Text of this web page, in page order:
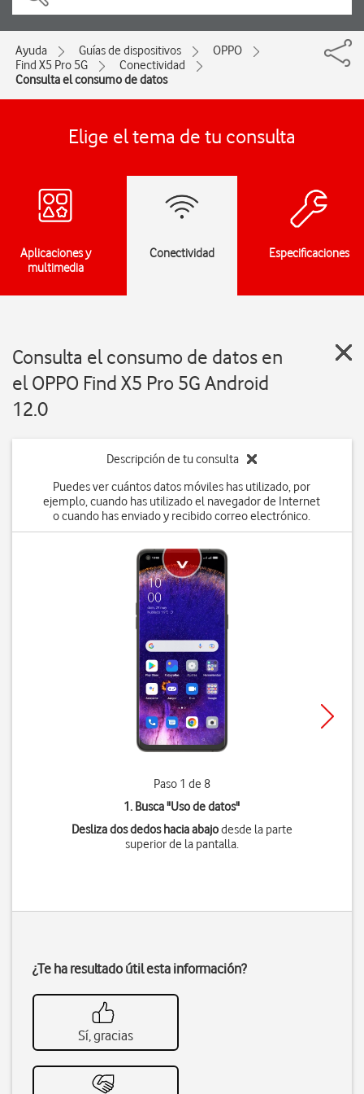
Ayuda Guías de dispositivos
OPPO
Find X5 Pro 5G
Conectividad
Consulta el consumo de datos
Elige el tema de tu consulta
Aplicaciones y
multimedia
Conectividad Especificaciones
Consulta el consumo de datos en
el OPPO Find X5 Pro 5G Android
12.0
Descripción de tu consulta
Puedes ver cuántos datos móviles has utilizado, por
ejemplo, cuando has utilizado el navegador de Internet
o cuando has enviado y recibido correo electrónico.
Paso 1 de 8
1. Busca "Uso de datos"
Desliza dos dedos hacia abajodesde la parte
superior de la pantalla.
¿Te ha resultado útil esta información?
Sí, gracias